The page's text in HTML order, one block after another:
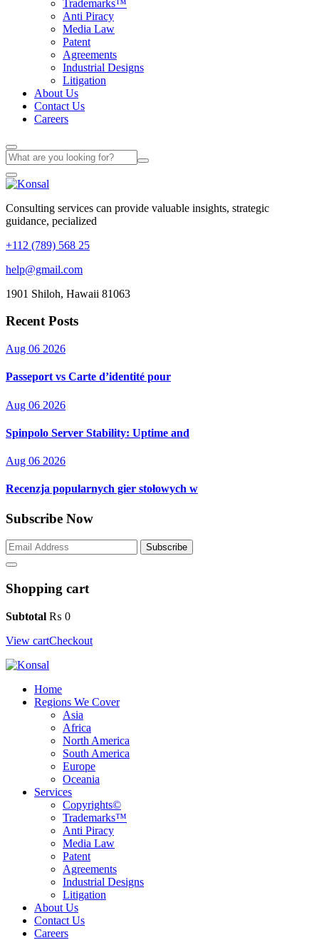
Trademarks™
Anti Piracy
Media Law
Patent
Agreements
Industrial Designs
Litigation
About Us
Contact Us
Careers
Consulting services can provide valuable insights, strategic
guidance, pecialized
+112 (789) 568 25
help@gmail.com
1901 Shiloh, Hawaii 81063
Recent Posts
Aug 06 2026
Passeport vs Carte d’identité pour
Aug 06 2026
Spinpolo Server Stability: Uptime and
Aug 06 2026
Recenzja popularnych gier stołowych w
Subscribe Now
Subscribe
Shopping cart
Subtotal ₨ 0
View cartCheckout
Home
Regions We Cover
Asia
Africa
North America
South America
Europe
Oceania
Services
Copyrights©
Trademarks™
Anti Piracy
Media Law
Patent
Agreements
Industrial Designs
Litigation
About Us
Contact Us
Careers